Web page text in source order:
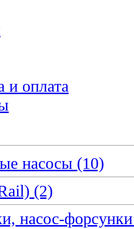
и оплата
насосы (10)
(2)
насос-